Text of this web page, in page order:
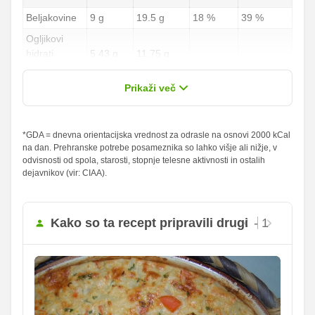
Beljakovine
9 g 19.5 g 18 %
39 %
Ogljikovi
hidrati
5.43 g 11.75 g
1.5 g
2.01 % 4.35 %
od teh
nasičene
maščobne
12.35 g
7.5 g
26.75 g 17.64 % 38.21 %
Železo
0 mg 0 mg
Magnezij
20.55
mg
44.5 mg
Prikaži več
*GDA = dnevna orientacijska vrednost za odrasle na osnovi 2000 kCal
na dan. Prehranske potrebe posameznika so lahko višje ali nižje, v
odvisnosti od spola, starosti, stopnje telesne aktivnosti in ostalih
dejavnikov (vir: CIAA).
Kako so ta recept pripravili drugi - 1